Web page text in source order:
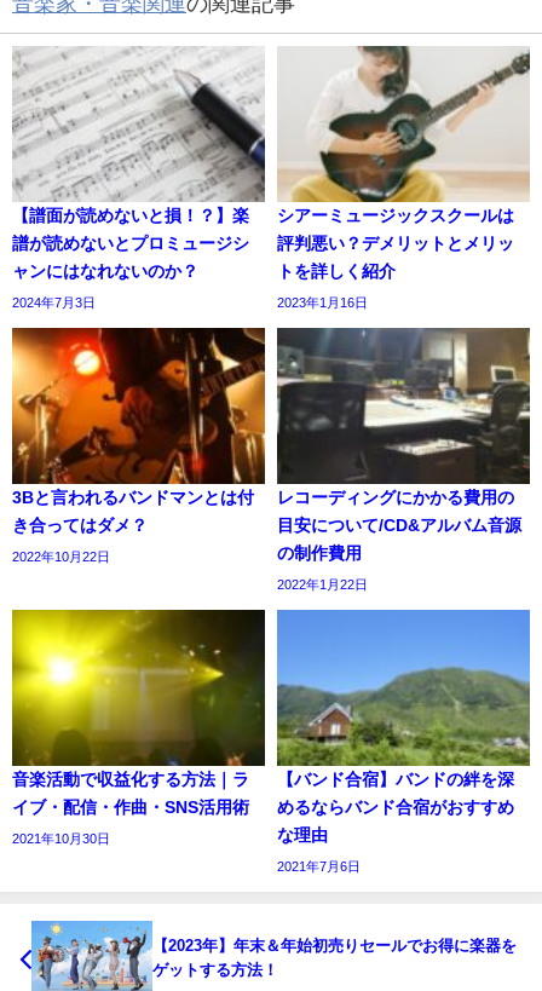
【譜面が読めないと損！？】楽
譜が読めないとプロミュージシ
ャンにはなれないのか？
2024年7月3日
シアーミュージックスクールは
評判悪い？デメリットとメリッ
トを詳しく紹介
2023年1月16日
3Bと言われるバンドマンとは付
き合ってはダメ？
2022年10月22日
レコーディングにかかる費用の
目安について/CD&アルバム音源
の制作費用
2022年1月22日
音楽活動で収益化する方法｜ラ
イブ・配信・作曲・SNS活用術
2021年10月30日
【バンド合宿】バンドの絆を深
めるならバンド合宿がおすすめ
な理由
2021年7月6日
【2023年】年末＆年始初売りセールでお得に楽器を
ゲットする方法！